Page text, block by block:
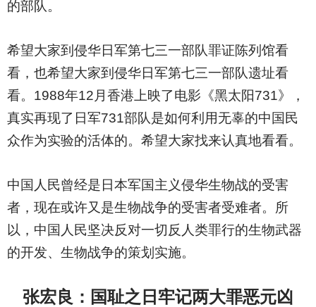
的部队。
希望大家到侵华日军第七三一部队罪证陈列馆看
看，也希望大家到侵华日军第七三一部队遗址看
看。1988年12月香港上映了电影《黑太阳731》，
真实再现了日军731部队是如何利用无辜的中国民
众作为实验的活体的。希望大家找来认真地看看。
中国人民曾经是日本军国主义侵华生物战的受害
者，现在或许又是生物战争的受害者受难者。所
以，中国人民坚决反对一切反人类罪行的生物武器
的开发、生物战争的策划实施。
张宏良： 国耻之日牢记两大罪恶元凶